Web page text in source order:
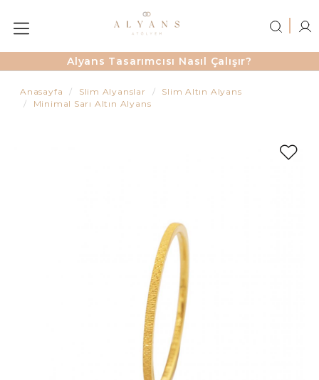
Alyans Tasarımcısı Nasıl Çalışır?
Anasayfa Slim Alyanslar
Slim Altın Alyans
Minimal Sarı Altın Alyans